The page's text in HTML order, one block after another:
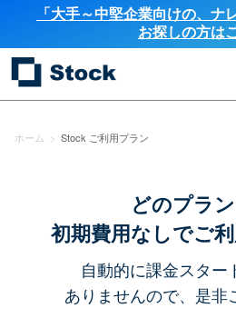
「大手～中堅企業向けの、ナ
お探しの方は
ホーム > Stock ご利用プラン
どのプラン
初期費用なしでご利
自動的に課金スター
ありませんので、是非